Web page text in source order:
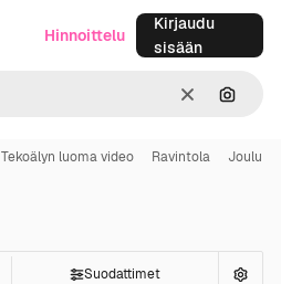
SelkeäHae
Hinnoittelu
Kirjaudu
sisään
Tekoälyn luoma video Ravintola Joulu
Suodattimet